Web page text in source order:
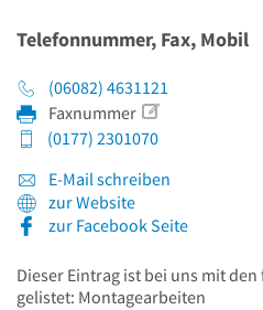
Telefonnummer, Fax, Mobil
(06082) 4631121
Faxnummer
(0177) 2301070
E-Mail schreiben
zur Website
zur Facebook Seite
Dieser Eintrag ist bei uns mit
gelistet: Montagearbeiten